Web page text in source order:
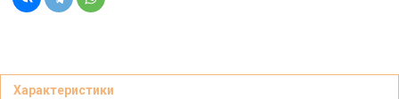
Характеристики